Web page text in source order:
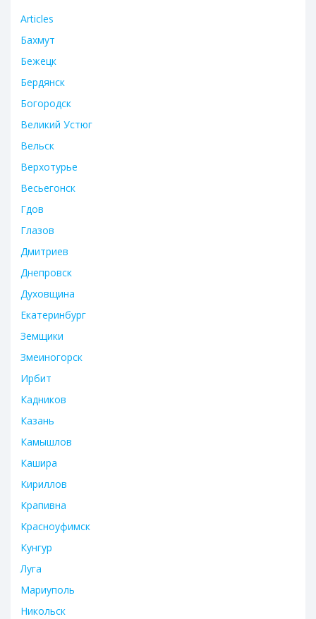
Articles
Бахмут
Бежецк
Бердянск
Богородск
Великий Устюг
Вельск
Верхотурье
Весьегонск
Гдов
Глазов
Дмитриев
Днепровск
Духовщина
Екатеринбург
Земщики
Змеиногорск
Ирбит
Кадников
Казань
Камышлов
Кашира
Кириллов
Крапивна
Красноуфимск
Кунгур
Луга
Мариуполь
Никольск